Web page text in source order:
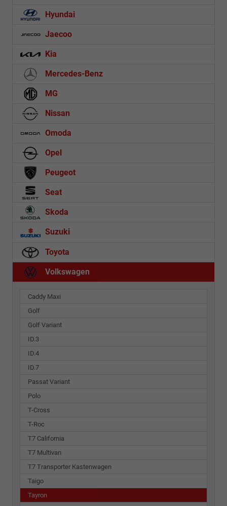
Hyundai
Jaecoo
Kia
Mercedes-Benz
MG
Nissan
Omoda
Opel
Peugeot
Seat
Skoda
Suzuki
Toyota
Volkswagen
Caddy Maxi
Golf
Golf Variant
ID.3
ID.4
ID.7
Passat Variant
Polo
T-Cross
T-Roc
T7 California
T7 Multivan
T7 Transporter Kastenwagen
Taigo
Tayron